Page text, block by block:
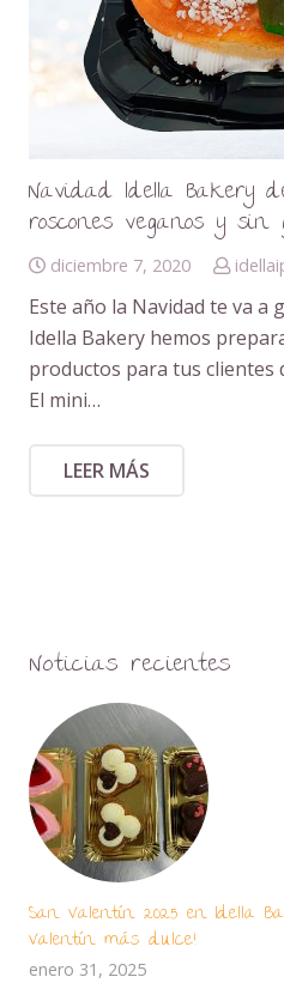
Navidad Idella Bakery
roscones veganos y sin
diciembre 7, 2020
Este año la Navidad te va a
Idella Bakery hemos
productos para tus clientes
El mini…
LEER MÁS
Noticias recientes
San Valentín 2025 en Idella
Valentín más dulce!
enero 31, 2025